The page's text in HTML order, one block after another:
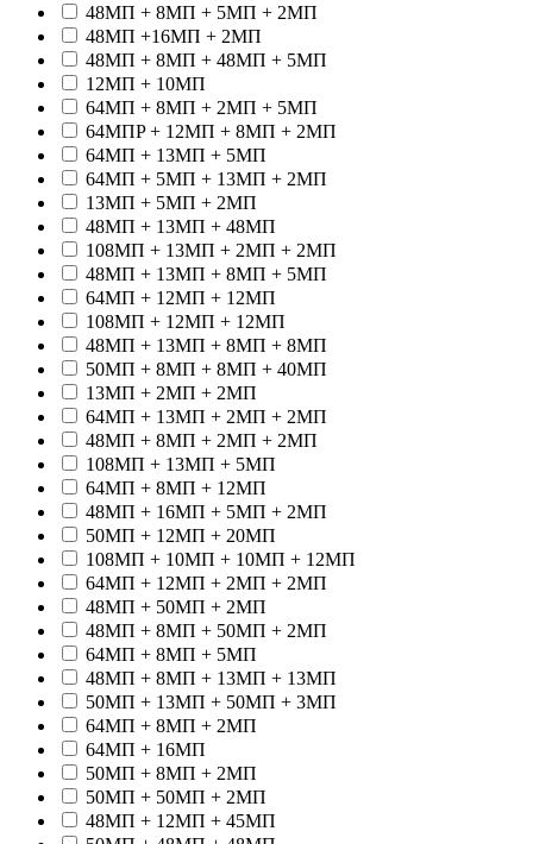
48МП + 8МП + 5МП + 2МП
48МП +16МП + 2МП
48МП + 8МП + 48МП + 5МП
12МП + 10МП
64МП + 8МП + 2МП + 5МП
64МПP + 12МП + 8МП + 2МП
64МП + 13МП + 5МП
64МП + 5МП + 13МП + 2МП
13МП + 5МП + 2МП
48МП + 13МП + 48МП
108МП + 13МП + 2МП + 2МП
48МП + 13МП + 8МП + 5МП
64МП + 12МП + 12МП
108МП + 12МП + 12МП
48МП + 13МП + 8МП + 8МП
50МП + 8МП + 8МП + 40МП
13МП + 2МП + 2МП
64МП + 13МП + 2МП + 2МП
48МП + 8МП + 2МП + 2МП
108МП + 13МП + 5МП
64МП + 8МП + 12МП
48МП + 16МП + 5МП + 2МП
50МП + 12МП + 20МП
108МП + 10МП + 10МП + 12МП
64МП + 12МП + 2МП + 2МП
48МП + 50МП + 2МП
48МП + 8МП + 50МП + 2МП
64МП + 8МП + 5МП
48МП + 8МП + 13МП + 13МП
50МП + 13МП + 50МП + 3МП
64МП + 8МП + 2МП
64МП + 16МП
50МП + 8МП + 2МП
50МП + 50МП + 2МП
48МП + 12МП + 45МП